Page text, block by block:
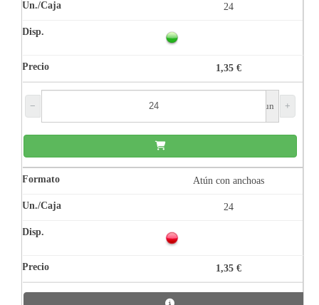
24
1,35 €
− un +
Atún con anchoas
24
1,35 €